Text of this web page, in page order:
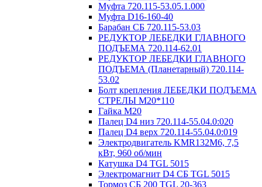
Муфта 720.115-53.05.1.000
Муфта D16-160-40
Барабан СБ 720.115-53.03
РЕДУКТОР ЛЕБЕДКИ ГЛАВНОГО
ПОДЪЕМА 720.114-62.01
РЕДУКТОР ЛЕБЕДКИ ГЛАВНОГО
ПОДЪЕМА (Планетарный) 720.114-
53.02
Болт крепления ЛЕБЕДКИ ПОДЪЕМА
СТРЕЛЫ М20*110
Гайка М20
Палец D4 низ 720.114-55.04.0:020
Палец D4 верх 720.114-55.04.0:019
Электродвигатель KMR132M6, 7,5
кВт, 960 об/мин
Катушка D4 TGL 5015
Электромагнит D4 СБ TGL 5015
Тормоз СБ 200 TGL 20-363